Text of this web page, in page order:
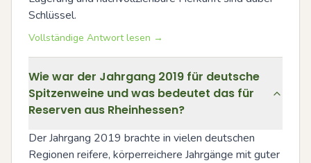
Schlüssel.
Vollständige Antwort lesen →
Wie war der Jahrgang 2019 für deutsche
Spitzenweine und was bedeutet das für
Reserven aus Rheinhessen?
Der Jahrgang 2019 brachte in vielen deutschen
Regionen reifere, körperreichere Jahrgänge mit guter